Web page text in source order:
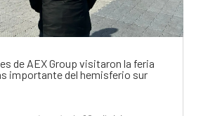
de AEX Group visitaron la feria
importante del hemisferio sur